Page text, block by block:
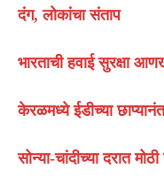
दंग, लोकांचा संताप
भारताची हवाई सुरक्षा
केरळमध्ये ईडीच्या
सोन्या-चांदीच्या दरात